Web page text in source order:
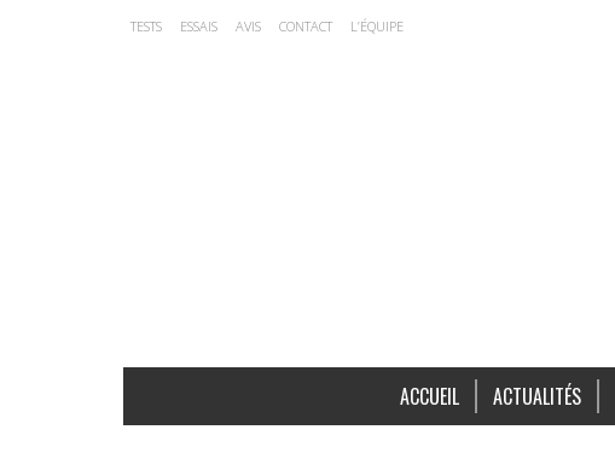
TESTS ESSAIS AVIS CONTACT L’ÉQUIPE
ACCUEIL ACTUALITÉS